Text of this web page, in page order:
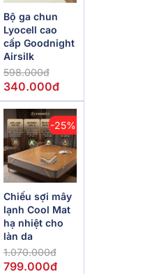
Bộ ga chun
Lyocell cao
cấp Goodnight
Airsilk
598.000đ
340.000đ
-25%
Chiếu sợi mây
lạnh Cool Mat
hạ nhiệt cho
làn da
1.070.000đ
799.000đ